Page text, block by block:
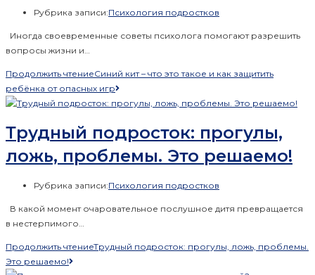
Рубрика записи:Психология подростков
Иногда своевременные советы психолога помогают разрешить
вопросы жизни и…
Продолжить чтениеСиний кит – что это такое и как защитить
ребёнка от опасных игр
Трудный подросток: прогулы,
ложь, проблемы. Это решаемо!
Рубрика записи:Психология подростков
В какой момент очаровательное послушное дитя превращается
в нестерпимого…
Продолжить чтениеТрудный подросток: прогулы, ложь, проблемы.
Это решаемо!